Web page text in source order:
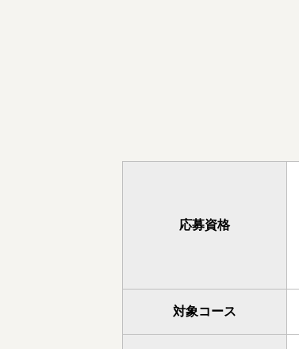
応募資格
対象コース